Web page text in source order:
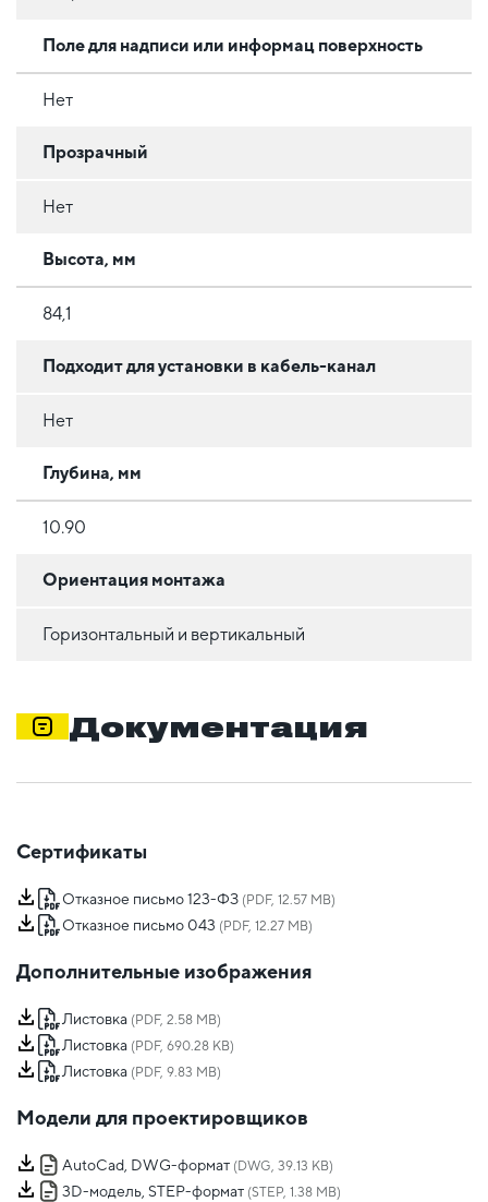
Поле для надписи или информац поверхность
Нет
Прозрачный
Нет
Высота, мм
84,1
Подходит для установки в кабель-канал
Нет
Глубина, мм
10.90
Ориентация монтажа
Горизонтальный и вертикальный
Документация
Сертификаты
Отказное письмо 123-ФЗ (PDF, 12.57 MB)
Отказное письмо 043 (PDF, 12.27 MB)
Дополнительные изображения
Листовка (PDF, 2.58 MB)
Листовка (PDF, 690.28 KB)
Листовка (PDF, 9.83 MB)
Модели для проектировщиков
AutoCad, DWG-формат (DWG, 39.13 KB)
3D-модель, STEP-формат (STEP, 1.38 MB)